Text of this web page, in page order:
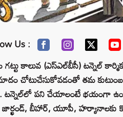
Us :
కాలువ (ఎస్‌ఎల్‌బీసీ) టన్నెల్‌
చోటుచేసుకోవడంతో తమ కుటుంబ
టన్నెల్‌లో పని చేయాలంటే భయంగా
జార్ఖండ్, బీహార్, యూపీ, హర్యానాలకు